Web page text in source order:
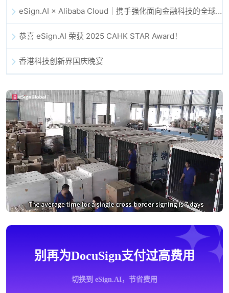
eSign.AI × Alibaba Cloud｜携手强化面向金融科技的全球数字信任
恭喜 eSign.AI 荣获 2025 CAHK STAR Award！
香港科技创新界国庆晚宴
别再为DocuSign支付过高费用
切换到 eSign.AI，节省费用